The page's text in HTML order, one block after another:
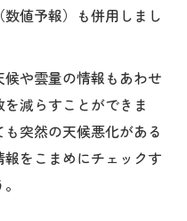
値予報）も併用しまし
や雲量の情報もあわせ
減らすことができま
突然の天候悪化がある
をこまめにチェックす